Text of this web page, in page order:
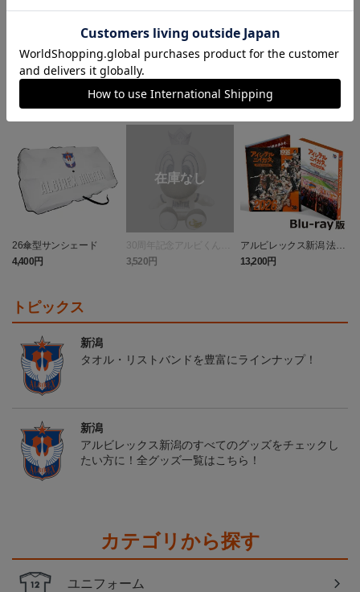
ランキング
26傘型サンシェード
4,400円
30周年記念アルビくんぬ
いぐるみ
3,520円
アルビレックス新潟 法人
設立30周年記念 アイシ
テルニイガタ ―受け継が
13,200円
トピックス
新潟
タオル・リストバンドを豊富にラインナップ！
新潟
アルビレックス新潟のすべてのグッズをチェックし
たい方に！全グッズ一覧はこちら！
カテゴリから探す
ユニフォーム